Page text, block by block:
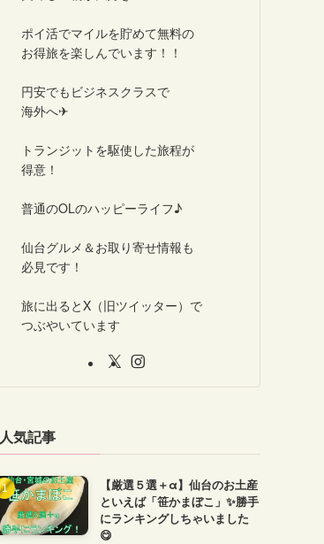
ポイ活でマイルを貯めて無料の
お得旅を楽しんでいます！！
円安でもビジネスクラスで
海外へ✈
トランジットを駆使した旅程が
得意！
普通のOLのハッピーライフ♪
仙台グルメ＆お取り寄せ情報も
必見です！
旅に出るとX（旧ツイッター）で
つぶやいています
人気記事
【厳選５選＋α】仙台のお土産
といえば「笹かまぼこ」✨勝手
にランキングしちゃいました
😋